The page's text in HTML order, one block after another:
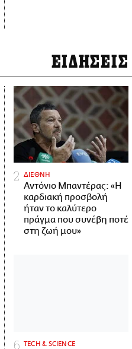
ΕΙΔΗΣΕΙΣ
ΔΙΕΘΝΗ
Αντόνιο Μπαντέρας: «Η
καρδιακή προσβολή
ήταν το καλύτερο
πράγμα που συνέβη ποτέ
στη ζωή μου»
ΤECH & SCIENCE